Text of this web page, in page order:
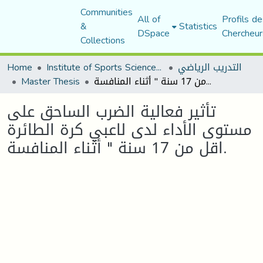
Communities
&
Collections
All of
DSpace Statistics Profils
Home
Institute of Sports Sciences and Techniques التدريب الرياضي
Master Thesis تأثير فعالية الضرب الساحق على مستوى الأداء لدى لاعبي كرة الطائرة اقل من 17 سنة " أثناء المنافسة.
تأثير فعالية الضرب الساحق على
مستوى الأداء لدى لاعبي كرة الطائرة
اقل من 17 سنة " أثناء المنافسة.